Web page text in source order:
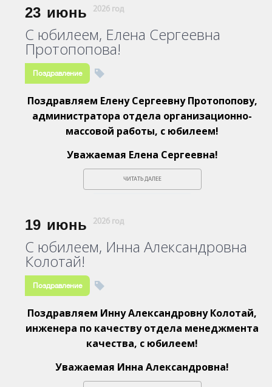
23 июнь 2026 год
С юбилеем, Елена Сергеевна
Протопопова!
Поздравление
Поздравляем Елену Сергеевну Протопопову,
администратора отдела организационно-
массовой работы, с юбилеем!
Уважаемая Елена Сергеевна!
ЧИТАТЬ ДАЛЕЕ
19 июнь 2026 год
С юбилеем, Инна Александровна
Колотай!
Поздравление
Поздравляем Инну Александровну Колотай,
инженера по качеству отдела менеджмента
качества, с юбилеем!
Уважаемая Инна Александровна!